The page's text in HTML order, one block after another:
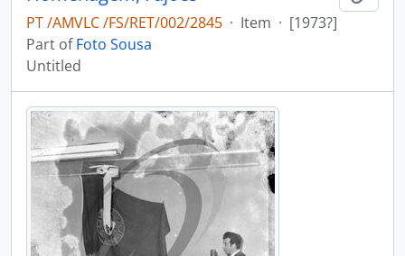
PT /AMVLC /FS/RET/002/2845 · Item · [1973?]
Part ofFoto Sousa
Untitled